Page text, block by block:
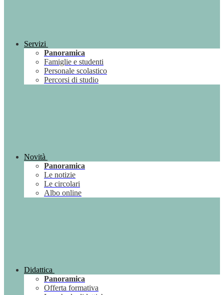
Servizi
Panoramica
Famiglie e studenti
Personale scolastico
Percorsi di studio
Novità
Panoramica
Le notizie
Le circolari
Albo online
Didattica
Panoramica
Offerta formativa